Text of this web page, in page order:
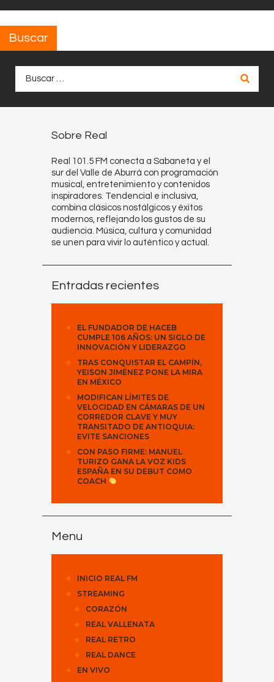
Buscar
Sobre Real
Real 101.5 FM conecta a Sabaneta y el
sur del Valle de Aburrá con programación
musical, entretenimiento y contenidos
inspiradores. Tendencial e inclusiva,
combina clásicos nostálgicos y éxitos
modernos, reflejando los gustos de su
audiencia. Música, cultura y comunidad
se unen para vivir lo auténtico y actual.
Entradas recientes
EL FUNDADOR DE HACEB
CUMPLE 106 AÑOS: UN SIGLO DE
INNOVACIÓN Y LIDERAZGO
TRAS CONQUISTAR EL CAMPÍN,
YEISON JIMÉNEZ PONE LA MIRA
EN MÉXICO
MODIFICAN LÍMITES DE
VELOCIDAD EN CÁMARAS DE UN
CORREDOR CLAVE Y MUY
TRANSITADO DE ANTIOQUIA:
EVITE SANCIONES
CON PASO FIRME: MANUEL
TURIZO GANA LA VOZ KIDS
ESPAÑA EN SU DEBUT COMO
COACH
Menu
INICIO REAL FM
STREAMING
CORAZÓN
REAL VALLENATA
REAL RETRO
REAL DANCE
EN VIVO